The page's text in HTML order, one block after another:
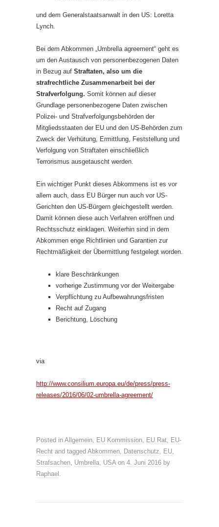
und dem Generalstaatsanwalt in den US: Loretta
Lynch.
Bei dem Abkommen „Umbrella agreement“ geht es
um den Austausch von personenbezogenen Daten
in Bezug auf Straftaten, also um die
strafrechtliche Zusammenarbeit bei der
Strafverfolgung. Somit können auf dieser
Grundlage personenbezogene Daten zwischen
Polizei- und Strafverfolgungsbehörden der
Mitgliedsstaaten der EU und den US-Behörden zum
Zweck der Verhütung, Ermittlung, Feststellung und
Verfolgung von Straftaten einschließlich
Terrorismus ausgetauscht werden.
Ein wichtiger Punkt dieses Abkommens ist es vor
allem auch, dass EU Bürger nun auch vor US-
Gerichten den US-Bürgern gleichgestellt werden.
Damit können diese auch Verfahren eröffnen und
Rechtsschutz einklagen. Weiterhin sind in dem
Abkommen enge Richtlinien und Garantien zur
Rechtmäßigkeit der Übermittlung festgelegt worden.
klare Beschränkungen
vorherige Zustimmung vor der Weitergabe
Verpflichtung zu Aufbewahrungsfristen
Recht auf Zugang
Berichtung, Löschung
via
http://www.consilium.europa.eu/de/press/press-
releases/2016/06/02-umbrella-agreement/
Posted in Allgemein, EU Kommission, EU Rat, EU-
Recht and tagged Abkommen, Datenschutz, EU,
Strafsachen, Umbrella, USAon 4. Juni 2016 by
Raphael .